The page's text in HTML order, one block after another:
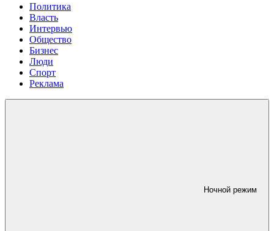
Политика
Власть
Интервью
Общество
Бизнес
Люди
Спорт
Реклама
Ночной режим